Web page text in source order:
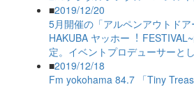
■2019/12/20
5月開催の「アルペンアウトド
HAKUBA ヤッホー︕
定。イベントプロデューサーと
■2019/12/18
Fm yokohama 84.7 「Tiny